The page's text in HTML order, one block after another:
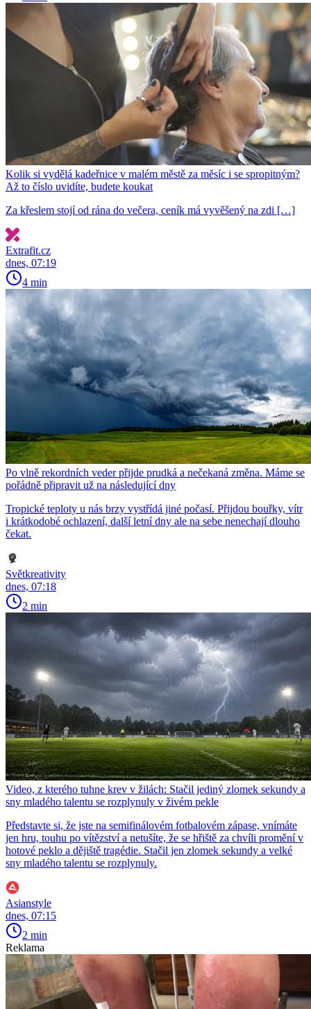
Kolik si vydělá kadeřnice v malém městě za měsíc i se spropitným?
Až to číslo uvidíte, budete koukat
Za křeslem stojí od rána do večera, ceník má vyvěšený na zdi […]
Extrafit.cz
dnes, 07:19
4 min
Po vlně rekordních veder přijde prudká a nečekaná změna. Máme se
pořádně připravit už na následující dny
Tropické teploty u nás brzy vystřídá jiné počasí. Přijdou bouřky, vítr
i krátkodobé ochlazení, další letní dny ale na sebe nenechají dlouho
čekat.
Světkreativity
dnes, 07:18
2 min
Video, z kterého tuhne krev v žilách: Stačil jediný zlomek sekundy a
sny mladého talentu se rozplynuly v živém pekle
Představte si, že jste na semifinálovém fotbalovém zápase, vnímáte
jen hru, touhu po vítězství a netušíte, že se hřiště za chvíli promění v
hotové peklo a dějiště tragédie. Stačil jen zlomek sekundy a velké
sny mladého talentu se rozplynuly.
Asianstyle
dnes, 07:15
2 min
Reklama